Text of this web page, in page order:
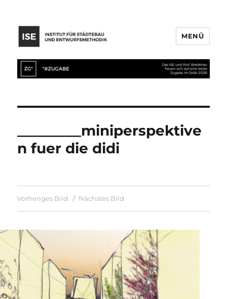
MENÜ
_________miniperspektive
n fuer die didi
Vorheriges Bild Nächstes Bild